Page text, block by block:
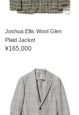
Joshua Ellis Wool Glen
Plaid Jacket
¥165,000